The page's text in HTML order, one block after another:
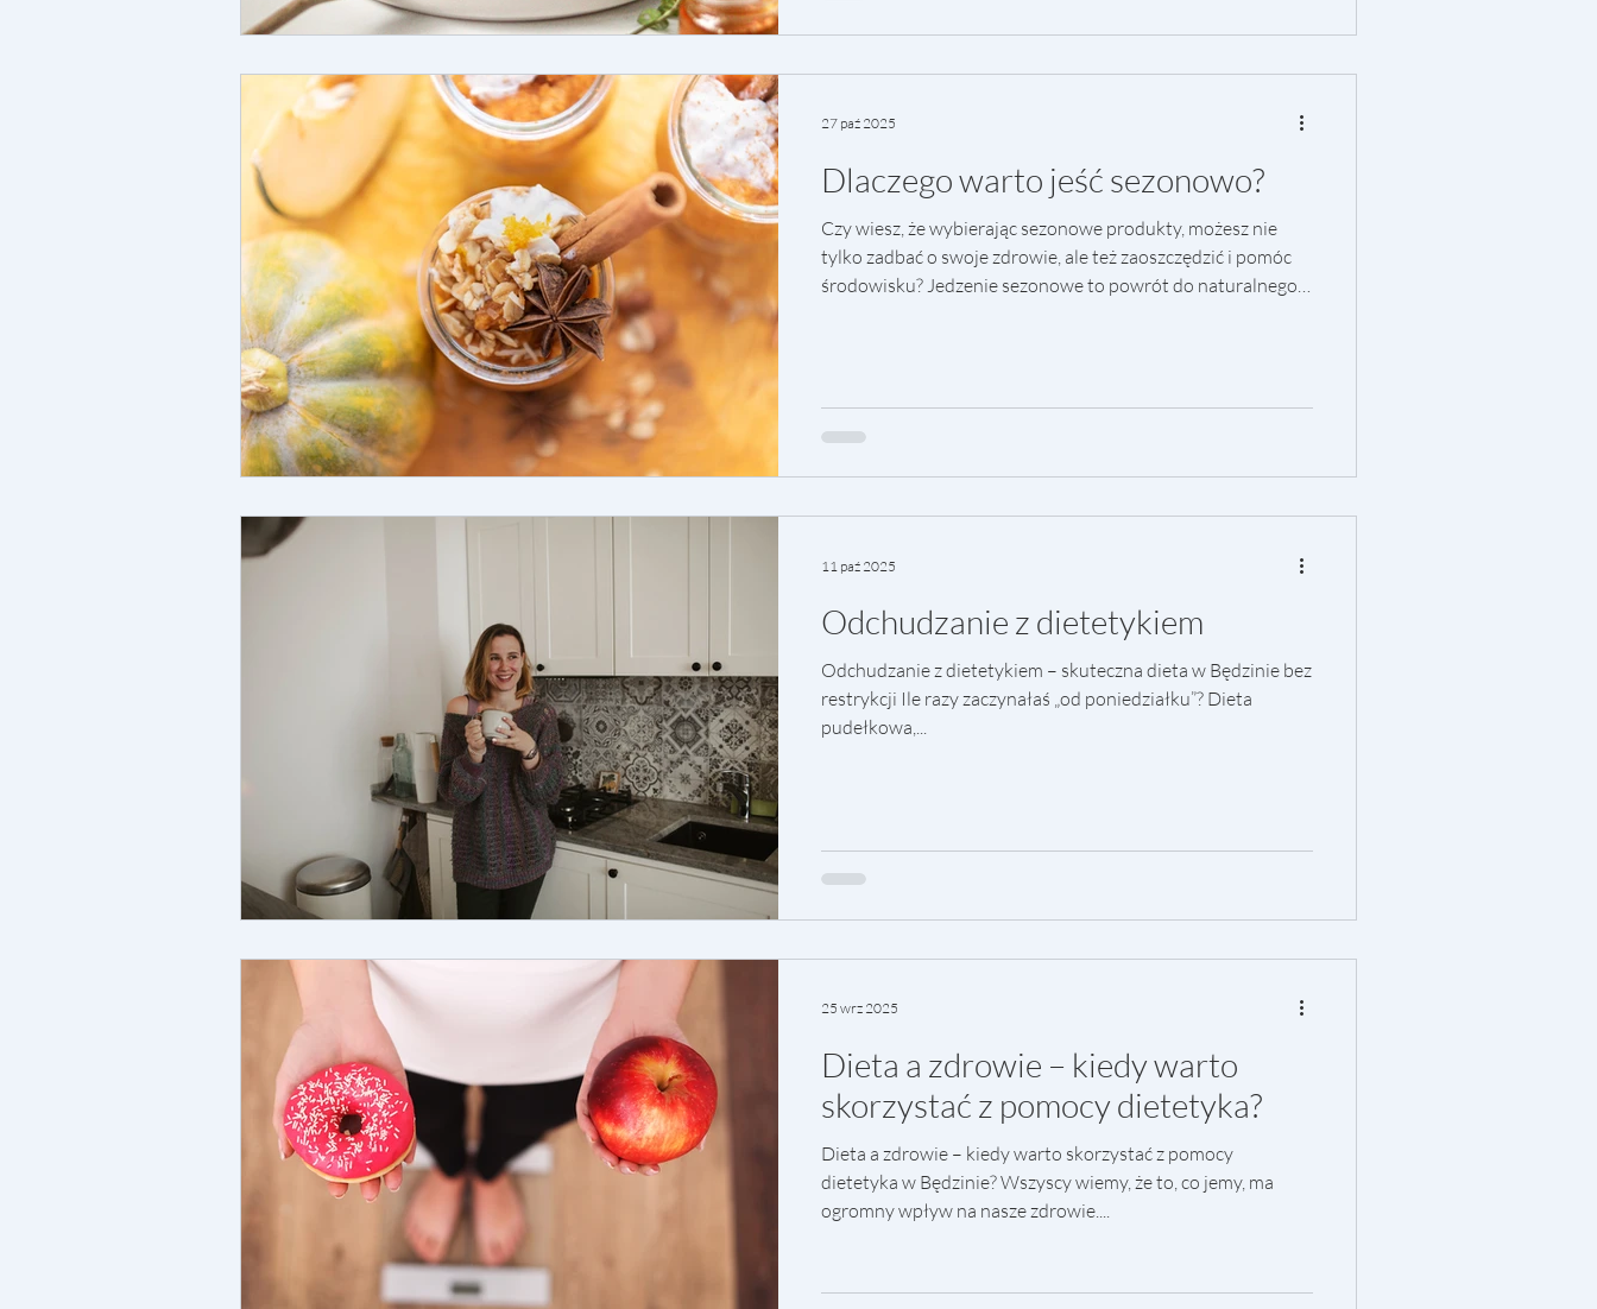
Dlaczego warto jeść sezonowo?
Czy wiesz, że wybierając sezonowe produkty, możesz nie
tylko zadbać o swoje zdrowie, ale też zaoszczędzić i pomóc
środowisku? Jedzenie sezonowe to powrót do naturalnego
Nie muszą przebywać tysięcy kilometrów, by trafić na nasz
27 paź 2025
Odchudzanie z dietetykiem
Odchudzanie z dietetykiem – skuteczna dieta w Będzinie bez
restrykcji Ile razy zaczynałaś „od poniedziałku”? Dieta
pudełkowa,...
11 paź 2025
Dieta a zdrowie – kiedy warto
skorzystać z pomocy dietetyka?
Dieta a zdrowie – kiedy warto skorzystać z pomocy
dietetyka w Będzinie? Wszyscy wiemy, że to, co jemy, ma
ogromny wpływ na nasze zdrowie....
25 wrz 2025